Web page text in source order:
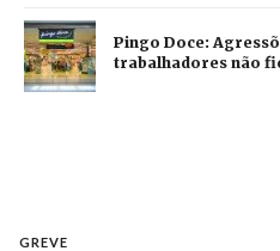
Pingo Doce:
trabalhadores não
GREVE